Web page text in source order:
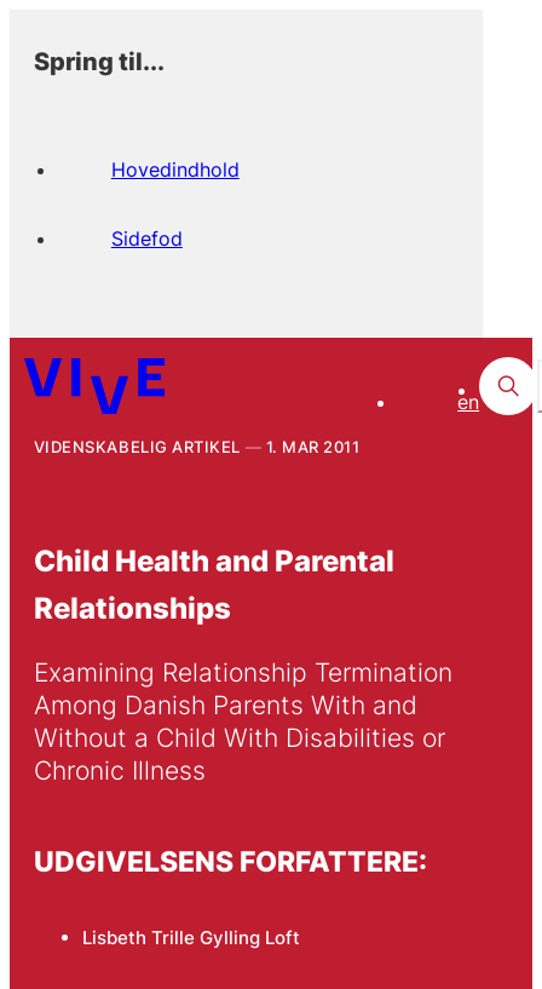
Spring til...
Hovedindhold
Sidefod
en
VIDENSKABELIG ARTIKEL 1. MAR 2011
Child Health and Parental
Relationships
Examining Relationship Termination
Among Danish Parents With and
Without a Child With Disabilities or
Chronic Illness
UDGIVELSENS FORFATTERE:
Lisbeth Trille Gylling Loft